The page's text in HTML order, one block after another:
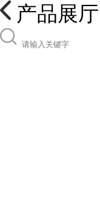
产品展厅